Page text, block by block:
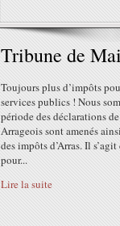
Tribune de
Toujours plus d’impôts
services publics ! Nous
période des déclarations
Arrageois sont amenés
des impôts d’Arras. Il
pour...
Lire la suite